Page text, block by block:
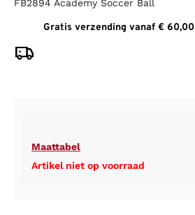
FB2894 Academy Soccer Ball
Gratis verzending vanaf € 60,00
Maattabel
Artikel niet op voorraad